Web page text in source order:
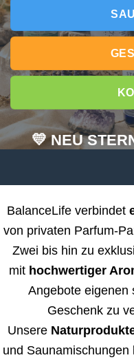
💛 NEU
BalanceLife verbindet
von privaten Parfum-
Zwei bis hin zu
mit hochwertiger
Angebote eigenen
Geschenk zu
Unsere
und